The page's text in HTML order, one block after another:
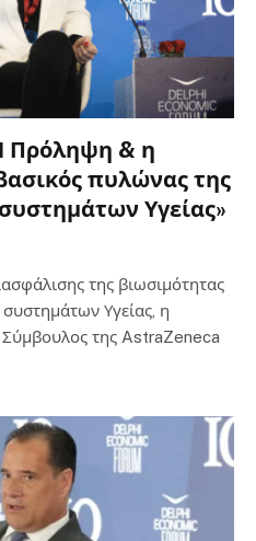
Πρόληψη & η
πυλώνας της
Υγείας»
της βιωσιμότητας
συστημάτων Υγείας, η
της AstraZeneca